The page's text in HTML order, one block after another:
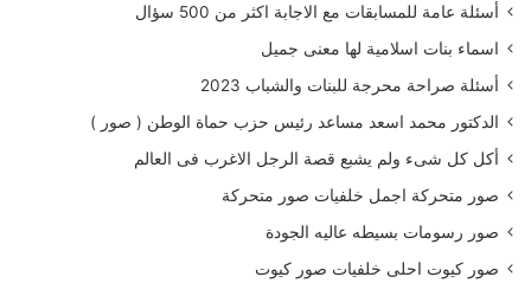
أسئلة عامة للمسابقات مع الاجابة اكثر من 500 سؤال
اسماء بنات اسلامية لها معنى جميل
أسئلة صراحة محرجة للبنات والشباب 2023
الدكتور محمد اسعد مساعد رئيس حزب حماة الوطن ( صور )
أكل كل شىء ولم يشبع قصة الرجل الاغرب فى العالم
صور متحركة اجمل خلفيات صور متحركة
صور رسومات بسيطه عاليه الجودة
صور كيوت احلى خلفيات صور كيوت